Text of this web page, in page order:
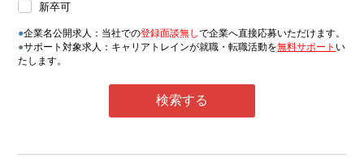
新卒可
●企業名公開求人：当社での登録面談無しで企業へ直接応募いただけます。
●サポート対象求人：キャリアトレインが就職・転職活動を無料サポート い
たします。